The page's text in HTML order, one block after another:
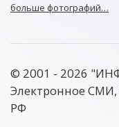
больше фотографий…
© 2001 - 2026
Электронное
РФ